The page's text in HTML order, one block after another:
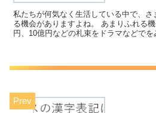
私たちが何気なく生活している中で、
る機会がありますよね。 あまりふれる
円、10億円などの札束をドラマなどで